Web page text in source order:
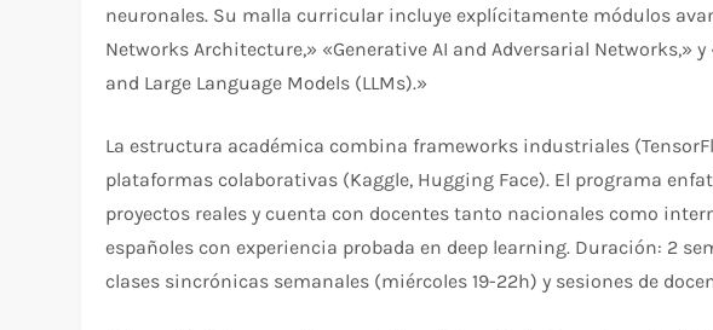
neuronales. Su malla curricular incluye explícitamente módulos
Networks Architecture,» «Generative AI and Adversarial Networks,»
and Large Language Models (LLMs).»
La estructura académica combina frameworks industriales
plataformas colaborativas (Kaggle, Hugging Face). El programa
proyectos reales y cuenta con docentes tanto nacionales como
españoles con experiencia probada en deep learning. Duración: 2
clases sincrónicas semanales (miércoles 19-22h) y sesiones de